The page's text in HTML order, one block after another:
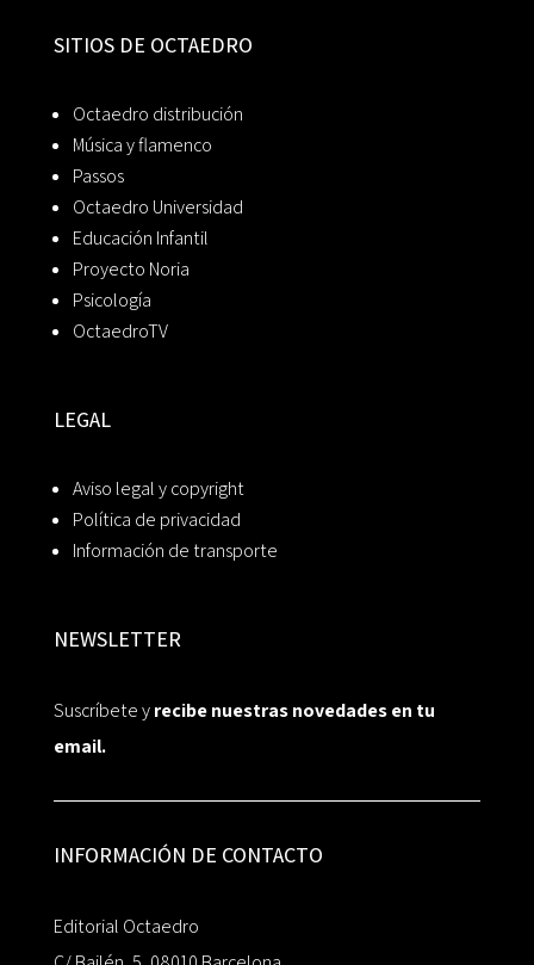
SITIOS DE OCTAEDRO
Octaedro distribución
Música y flamenco
Passos
Octaedro Universidad
Educación Infantil
Proyecto Noria
Psicología
OctaedroTV
LEGAL
Aviso legal y copyright
Política de privacidad
Información de transporte
NEWSLETTER
Suscríbete yrecibe nuestras novedades en tu
email.
INFORMACIÓN DE CONTACTO
Editorial Octaedro